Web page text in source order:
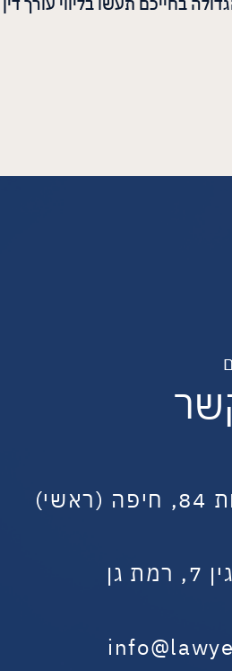
בחייכם תעשו בליווי עורך
גן